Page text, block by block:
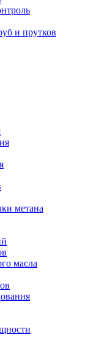
и прутков
метана
масла